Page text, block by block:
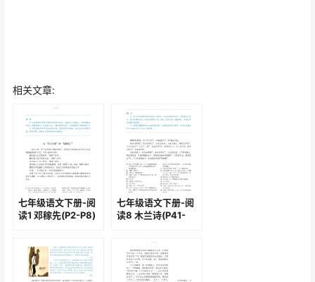
相关文章:
七年级语文下册-阅
读1 邓稼先(P2-P8)
七年级语文下册-阅
读8 木兰诗(P41-